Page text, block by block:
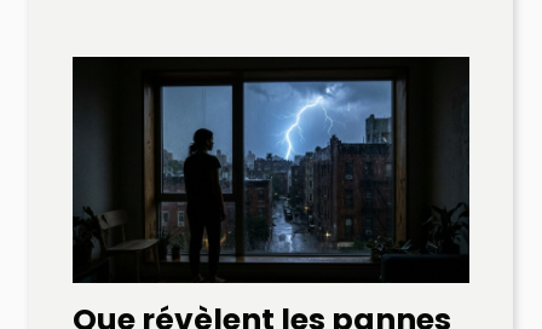
Que révèlent les pannes